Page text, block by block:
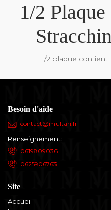
1/2
1/2 plaque contient
Besoin d'aide
contact@multari.fr
Renseignement:
0619809036
0625906763
Site
Accueil